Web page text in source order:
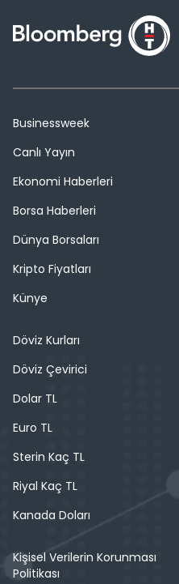
Businessweek
Canlı Yayın
Ekonomi Haberleri
Borsa Haberleri
Dünya Borsaları
Kripto Fiyatları
Künye
Döviz Kurları
Döviz Çevirici
Dolar TL
Euro TL
Sterin Kaç TL
Riyal Kaç TL
Kanada Doları
Kişisel Verilerin Korunması
Politikası